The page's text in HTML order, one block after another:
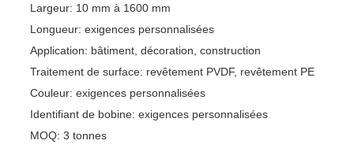
Largeur: 10 mm à 1600 mm
Longueur: exigences personnalisées
Application: bâtiment, décoration, construction
Traitement de surface: revêtement PVDF, revêtement PE
Couleur: exigences personnalisées
Identifiant de bobine: exigences personnalisées
MOQ: 3 tonnes